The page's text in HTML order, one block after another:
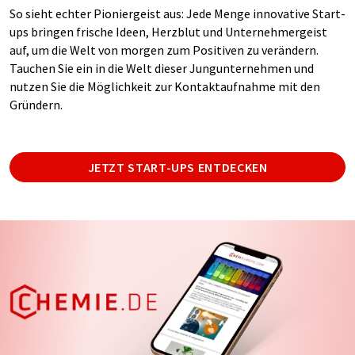
So sieht echter Pioniergeist aus: Jede Menge innovative Start-
ups bringen frische Ideen, Herzblut und Unternehmergeist
auf, um die Welt von morgen zum Positiven zu verändern.
Tauchen Sie ein in die Welt dieser Jungunternehmen und
nutzen Sie die Möglichkeit zur Kontaktaufnahme mit den
Gründern.
JETZT START-UPS ENTDECKEN